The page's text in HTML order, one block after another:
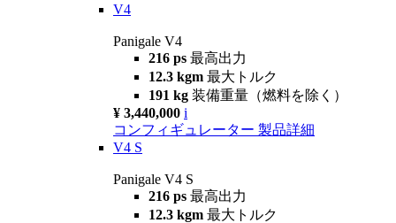
V4
Panigale V4
216 ps 最高出力
12.3 kgm 最大トルク
191 kg 装備重量（燃料を除く）
¥ 3,440,000 i
コンフィギュレーター 製品詳細
V4 S
Panigale V4 S
216 ps 最高出力
12.3 kgm 最大トルク